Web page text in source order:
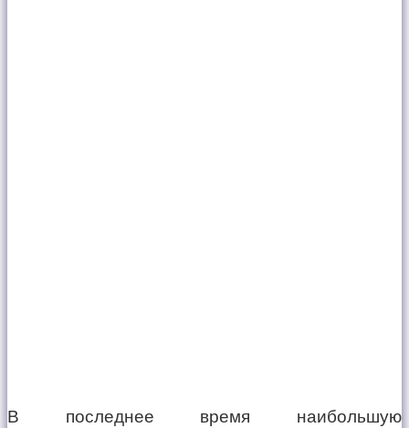
В последнее время наибольшую